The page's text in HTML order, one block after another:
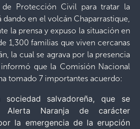
de Protección Civil para tratar la
dando en el volcán Chaparrastique,
la prensa y expuso la situación en
1,300 familias que viven cercanas
la cual se agrava por la presencia
que la Comisión Nacional
tomado 7 importantes acuerdo:
salvadoreña, que se
Alerta Naranja de carácter
la emergencia de la erupción